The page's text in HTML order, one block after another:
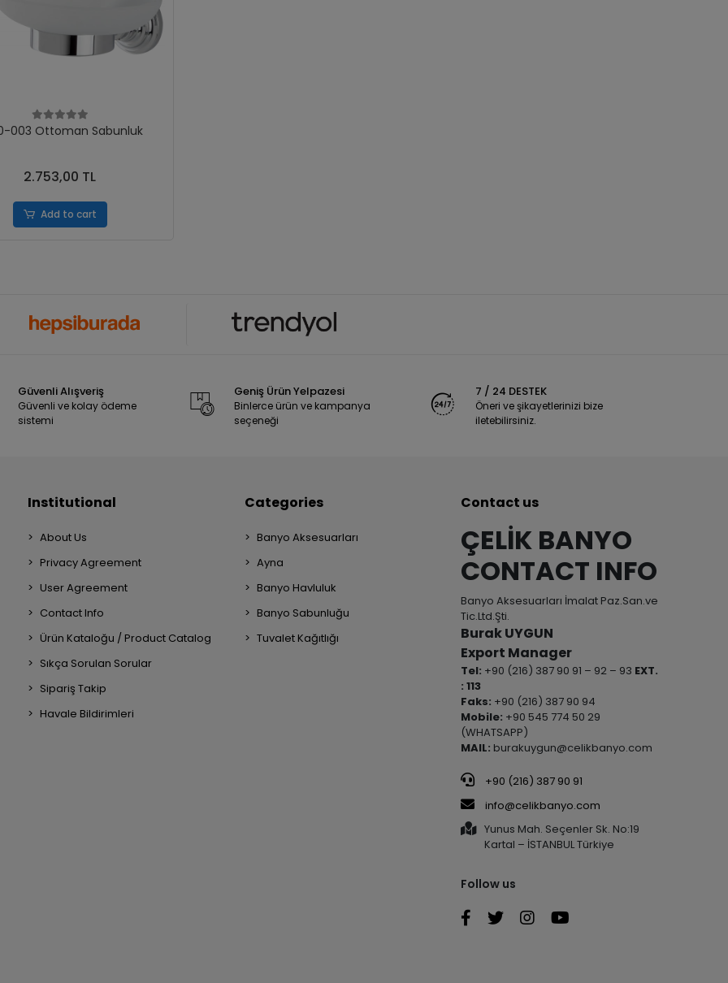
003 Ottoman Sabunluk
2.753,00 TL
Add to cart
Güvenli Alışveriş
Güvenli ve kolay ödeme
sistemi
Geniş Ürün Yelpazesi
Binlerce ürün ve kampanya
seçeneği
7 / 24 DESTEK
Öneri ve şikayetlerinizi bize
iletebilirsiniz.
Institutional
About Us
Privacy Agreement
User Agreement
Contact Info
Ürün Kataloğu / Product Catalog
Sıkça Sorulan Sorular
Sipariş Takip
Havale Bildirimleri
Categories
Banyo Aksesuarları
Ayna
Banyo Havluluk
Banyo Sabunluğu
Tuvalet Kağıtlığı
Contact us
ÇELİK BANYO
CONTACT INFO
Banyo Aksesuarları İmalat Paz.San.ve
Tic.Ltd.Şti.
Burak UYGUN
Export Manager
Tel: +90 (216) 387 90 91 – 92 – 93 EXT.
: 113
Faks: +90 (216) 387 90 94
Mobile: +90 545 774 50 29
(WHATSAPP)
MAIL: burakuygun@celikbanyo.com
+90 (216) 387 90 91
info@celikbanyo.com
Yunus Mah. Seçenler Sk. No:19
Kartal – İSTANBUL Türkiye
Follow us